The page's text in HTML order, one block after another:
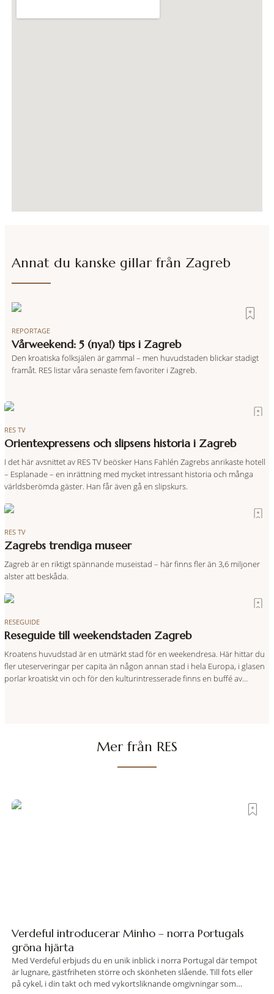
Annat du kanske gillar från Zagreb
REPORTAGE
Vårweekend: 5 (nya!) tips i Zagreb
Den kroatiska folksjälen är gammal – men huvudstaden blickar stadigt
framåt. RES listar våra senaste fem favoriter i Zagreb.
RES TV
Orientexpressens och slipsens historia i Zagreb
I det här avsnittet av RES TV beösker Hans Fahlén Zagrebs anrikaste hotell
– Esplanade – en inrättning med mycket intressant historia och många
världsberömda gäster. Han får även gå en slipskurs.
RES TV
Zagrebs trendiga museer
Zagreb är en riktigt spännande museistad – här finns fler än 3,6 miljoner
alster att beskåda.
RESEGUIDE
Reseguide till weekendstaden Zagreb
Kroatens huvudstad är en utmärkt stad för en weekendresa. Här hittar du
fler uteserveringar per capita än någon annan stad i hela Europa, i glasen
porlar kroatiskt vin och för den kulturintresserade finns en buffé av
Mer från RES
Verdeful introducerar Minho – norra Portugals
gröna hjärta
Med Verdeful erbjuds du en unik inblick i norra Portugal där tempot
är lugnare, gästfriheten större och skönheten slående. Till fots eller
på cykel, i din takt och med vykortsliknande omgivningar som